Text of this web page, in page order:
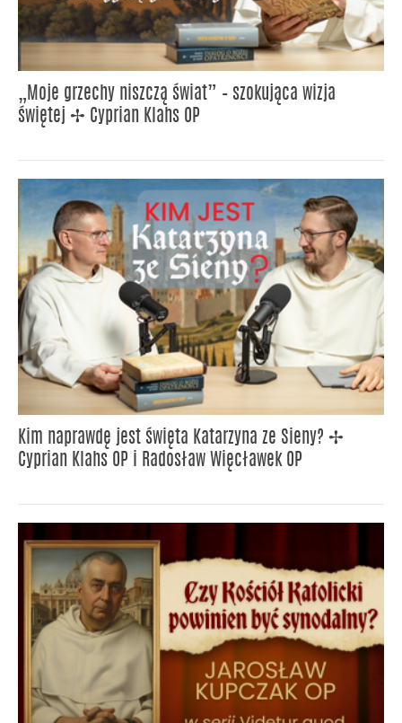
„Moje grzechy niszczą świat” – szokująca wizja
świętej ✢ Cyprian Klahs OP
Kim naprawdę jest święta Katarzyna ze Sieny? ✢
Cyprian Klahs OP i Radosław Więcławek OP